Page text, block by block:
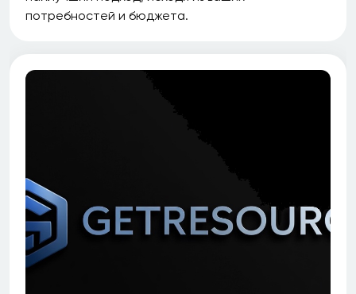
потребностей и бюджета.